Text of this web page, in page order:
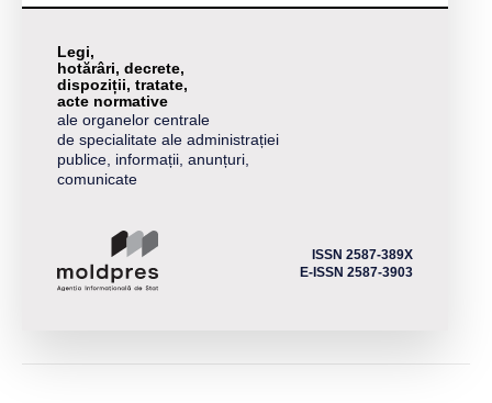
Legi,
hotărâri, decrete,
dispoziții, tratate,
acte normative
ale organelor centrale
de specialitate ale administrației
publice, informații, anunțuri,
comunicate
ISSN 2587-389X
E-ISSN 2587-3903